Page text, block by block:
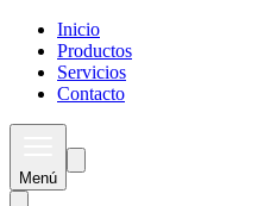
Inicio
Productos
Servicios
Contacto
Menú